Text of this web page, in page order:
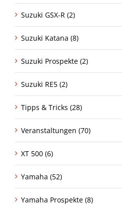
Suzuki GSX-R (2)
Suzuki Katana (8)
Suzuki Prospekte (2)
Suzuki RE5 (2)
Tipps & Tricks (28)
Veranstaltungen (70)
XT 500 (6)
Yamaha (52)
Yamaha Prospekte (8)